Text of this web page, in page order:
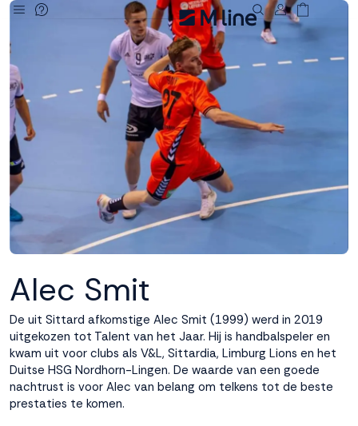
Deze site
gebruikt
cookies
marketing cookies.
Dankzij functionele
cookies werkt de
website goed, terwijl
cookies ons helpen
om de website te
verbeteren. Via de
marketing cookies
kunnen we jouw
interactie met ons
binnen en buiten
onze website te
Alec Smit
De uit Sittard afkomstige Alec Smit (1999) werd in 2019
uitgekozen tot Talent van het Jaar. Hij is handbalspeler en
kwam uit voor clubs als V&L, Sittardia, Limburg Lions en het
Duitse HSG Nordhorn-Lingen. De waarde van een goede
nachtrust is voor Alec van belang om telkens tot de beste
prestaties te komen.